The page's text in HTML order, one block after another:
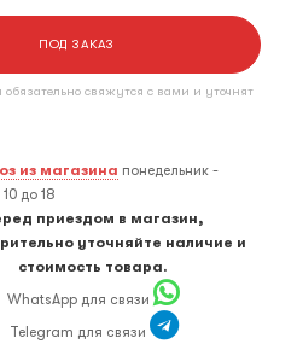
ПОД ЗАКАЗ
свяжутся с вами и уточнят
из магазина понедельник -
до 18
приездом в магазин,
уточняйте наличие и
стоимость товара.
WhatsApp для связи
Telegram для связи